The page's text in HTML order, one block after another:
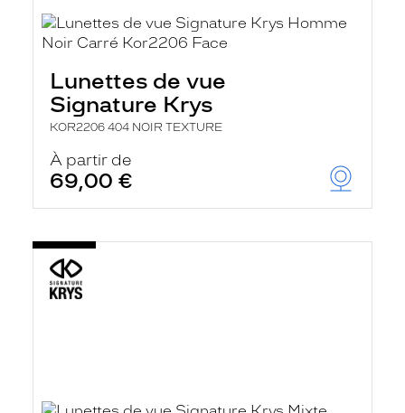
Lunettes de vue
Signature Krys
KOR2206 404 NOIR TEXTURE
À partir de
69,00 €